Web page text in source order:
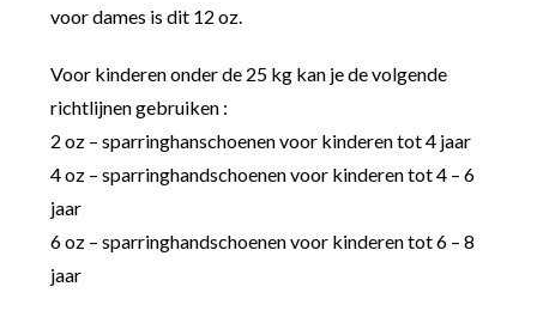
voor dames is dit 12 oz.
Voor kinderen onder de 25 kg kan je de volgende
richtlijnen gebruiken :
2 oz – sparringhanschoenen voor kinderen tot 4 jaar
4 oz – sparringhandschoenen voor kinderen tot 4 – 6
jaar
6 oz – sparringhandschoenen voor kinderen tot 6 – 8
jaar